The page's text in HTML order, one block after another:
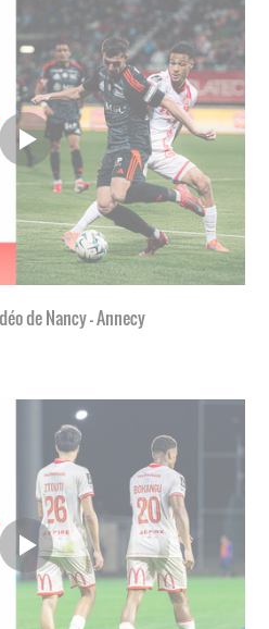
de Nancy - Annecy